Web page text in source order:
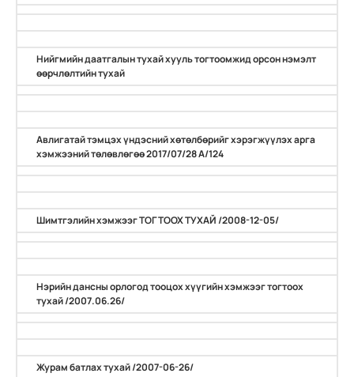
Нийгмийн даатгалын тухай хууль тогтоомжид орсон нэмэлт
өөрчлөлтийн тухай
Авлигатай тэмцэх үндэсний хөтөлбөрийг хэрэгжүүлэх арга
хэмжээний төлөвлөгөө 2017/07/28 А/124
Шимтгэлийн хэмжээг ТОГТООХ ТУХАЙ /2008-12-05/
Нэрийн дансны орлогод тооцох хүүгийн хэмжээг тогтоох
тухай /2007.06.26/
Журам батлах тухай /2007-06-26/